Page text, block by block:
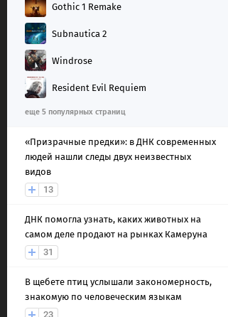
Gothic 1 Remake
Subnautica 2
Windrose
Resident Evil Requiem
еще 5 популярных страниц
«Призрачные предки»: в ДНК современных
людей нашли следы двух неизвестных
видов
13
ДНК помогла узнать, каких животных на
самом деле продают на рынках Камеруна
31
В щебете птиц услышали закономерность,
знакомую по человеческим языкам
23